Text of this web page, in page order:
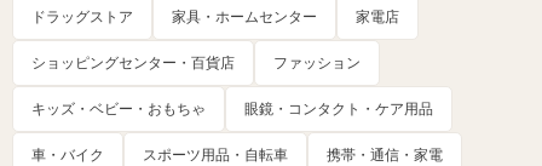
ドラッグストア 家具・ホームセンター 家電店
ショッピングセンター・百貨店 ファッション
キッズ・ベビー・おもちゃ 眼鏡・コンタクト・ケア用品
車・バイク スポーツ用品・自転車 携帯・通信・家電